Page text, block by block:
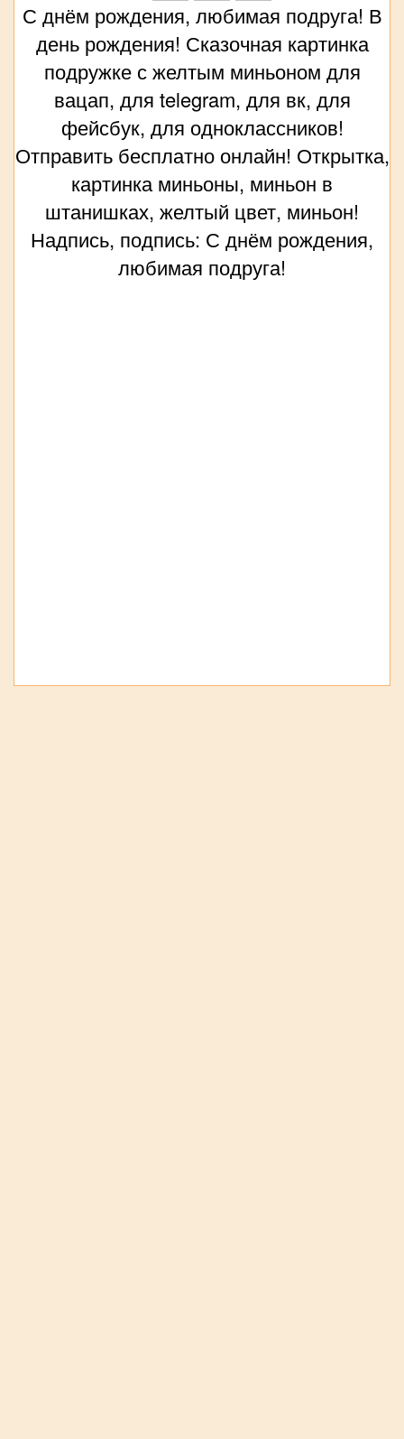
С днём рождения, любимая подруга! В
день рождения! Сказочная картинка
подружке с желтым миньоном для
вацап, для telegram, для вк, для
фейсбук, для одноклассников!
Отправить бесплатно онлайн! Открытка,
картинка миньоны, миньон в
штанишках, желтый цвет, миньон!
Надпись, подпись: С днём рождения,
любимая подруга!